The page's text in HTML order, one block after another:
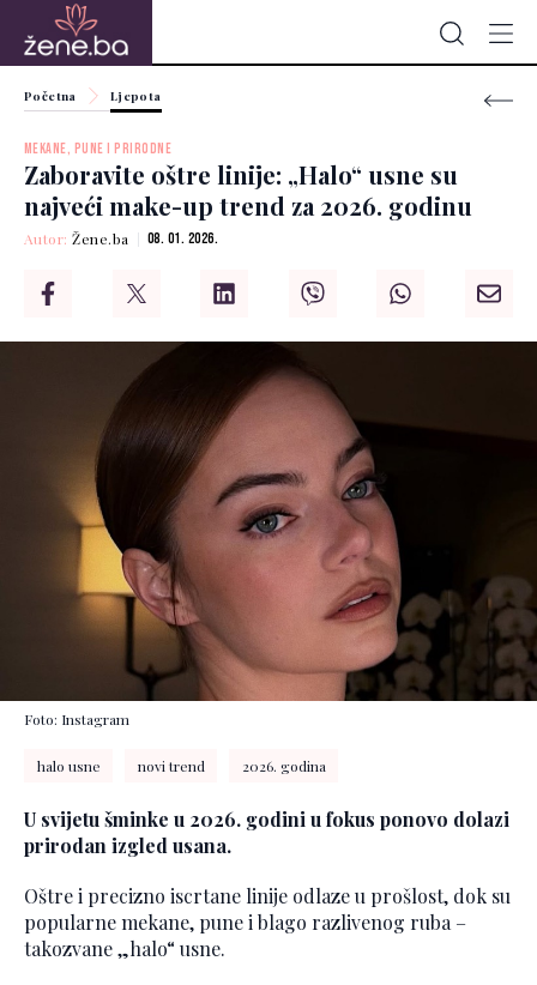
Početna Ljepota
MEKANE, PUNE I PRIRODNE
Zaboravite oštre linije: „Halo“ usne su
najveći make-up trend za 2026. godinu
Autor:Žene.ba 08. 01. 2026.
Foto: Instagram
halo usne novi trend 2026. godina
U svijetu šminke u 2026. godini u fokus ponovo dolazi
prirodan izgled usana.
Oštre i precizno iscrtane linije odlaze u prošlost, dok su
popularne mekane, pune i blago razlivenog ruba –
takozvane „halo“ usne.